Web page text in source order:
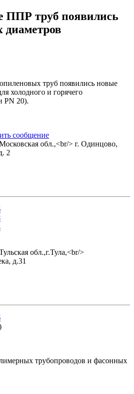
ППР труб появились
диаметров
труб появились новые
холодного и горячего
PN 20).
сообщение
трубопроводов и фасонных